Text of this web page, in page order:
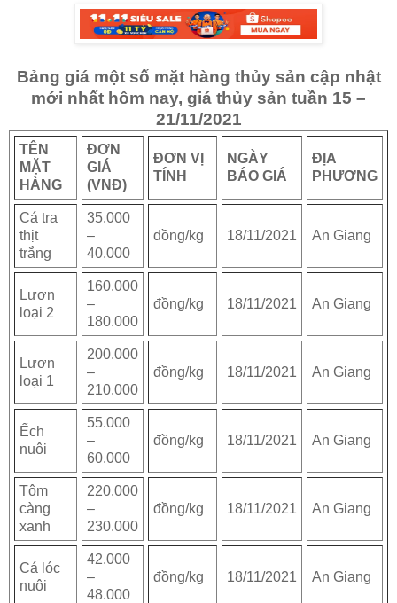
Bảng giá một số mặt hàng thủy sản cập nhật
mới nhất hôm nay, giá thủy sản tuần 15 –
21/11/2021
TÊN
MẶT
HÀNG
ĐƠN
GIÁ
(VNĐ)
ĐƠN VỊ
TÍNH
NGÀY
BÁO GIÁ
ĐỊA
PHƯƠNG
Cá tra
thịt
trắng
35.000
–
40.000
đồng/kg 18/11/2021 An Giang
Lươn
loại 2
160.000
–
180.000
đồng/kg 18/11/2021 An Giang
Lươn
loại 1
200.000
–
210.000
đồng/kg 18/11/2021 An Giang
Ếch
nuôi
55.000
–
60.000
đồng/kg 18/11/2021 An Giang
Tôm
càng
xanh
220.000
–
230.000
đồng/kg 18/11/2021 An Giang
Cá lóc
nuôi
42.000
–
48.000
đồng/kg 18/11/2021 An Giang